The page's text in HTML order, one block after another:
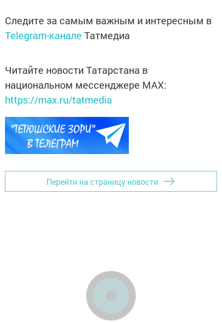
Следите за самым важным и интересным в
Telegram-канале Татмедиа
Читайте новости Татарстана в
национальном мессенджере MАХ:
https://max.ru/tatmedia
Перейти на страницу новости